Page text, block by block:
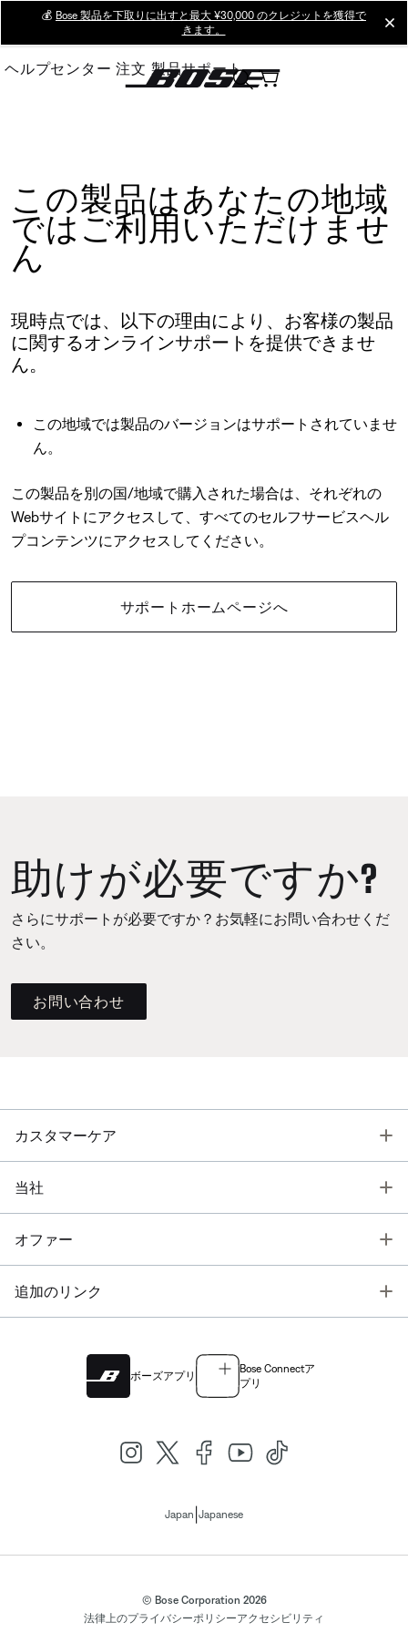
Main
💰 Bose 製品を下取りに出すと最大 ¥30,000 のクレジットを獲得で
きます。
ヘルプセンター 注文 製品サポート
この製品はあなたの地域
ではご利用いただけませ
ん
現時点では、以下の理由により、お客様の製品
に関するオンラインサポートを提供できませ
ん。
この地域では製品のバージョンはサポートされていませ
ん。
この製品を別の国/地域で購入された場合は、それぞれの
Webサイトにアクセスして、すべてのセルフサービスヘル
プコンテンツにアクセスしてください。
サポートホームページへ
助けが必要ですか?
さらにサポートが必要ですか？お気軽にお問い合わせくだ
さい。
お問い合わせ
カスタマーケア
当社
オファー
追加のリンク
ボーズアプリ
Bose Connectア
プリ
Japan Japanese
© Bose Corporation 2026
法律上のプライバシーポリシーアクセシビリティ